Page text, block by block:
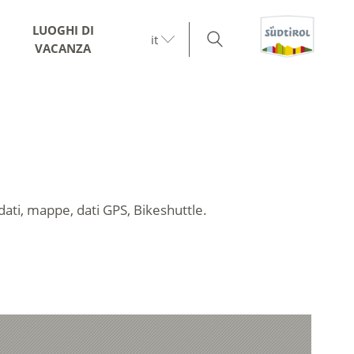
LUOGHI DI
VACANZA
it
mappe, dati GPS, Bikeshuttle.